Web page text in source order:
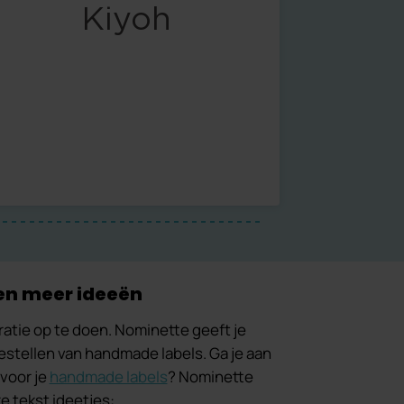
meer ideeën
op te doen. Nominette geeft je
van handmade labels. Ga je aan
je handmade labels? Nominette